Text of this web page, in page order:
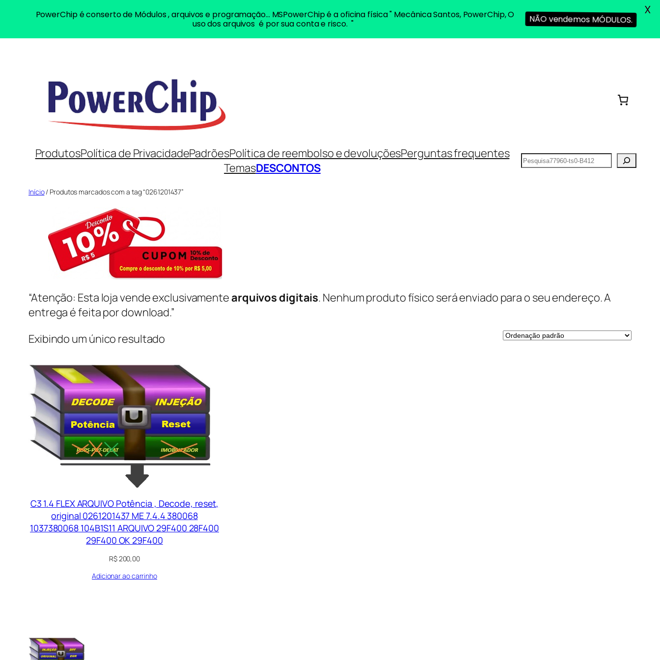
ProdutosPolítica de PrivacidadePadrõesPolítica de reembolso e devoluçõesPerguntas frequentes
TemasDESCONTOS
Pesquisar
Início/ Produtos marcados com a tag “0261201437”
“Atenção: Esta loja vende exclusivamentearquivos digitais. Nenhum produto físico será enviado para o seu endereço. A
entrega é feita por download.”
Exibindo um único resultado
C3 1.4 FLEX ARQUIVO Potência , Decode, reset,
original 0261201437 ME 7.4.4 380068
1037380068 104B1S11 ARQUIVO 29F400 28F400
29F400 OK 29F400
R$200,00
Adicionar ao carrinho
PowerChip é conserto de Módulos , arquivos e programação... MSPowerChip é a oficina física " Mecânica Santos, PowerChip, O
uso dos arquivos é por sua conta e risco. "
NÃO vendemos MÓDULOS.
X